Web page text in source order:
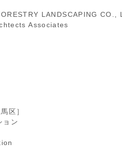
LANDSCAPING CO.,
Associates
区］
ョン